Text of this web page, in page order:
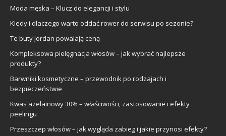
Moda męska – Klucz do elegancji i stylu
Kiedy i dlaczego warto oddać rower do serwisu po sezonie?
Te buty Jordan powalają ceną
Kompleksowa pielęgnacja włosów – jak wybrać najlepsze
produkty?
Barwniki kosmetyczne – przewodnik po rodzajach i
bezpieczeństwie
Kwas azelainowy 30% – właściwości, zastosowanie i efekty
peelingu
Przeszczep włosów – jak wygląda zabieg i jakie przynosi efekty?